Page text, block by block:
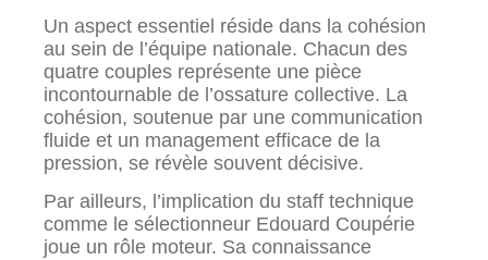
Un aspect essentiel réside dans la cohésion
au sein de l’équipe nationale. Chacun des
quatre couples représente une pièce
incontournable de l’ossature collective. La
cohésion, soutenue par une communication
fluide et un management efficace de la
pression, se révèle souvent décisive.
Par ailleurs, l’implication du staff technique
comme le sélectionneur Edouard Coupérie
joue un rôle moteur. Sa connaissance